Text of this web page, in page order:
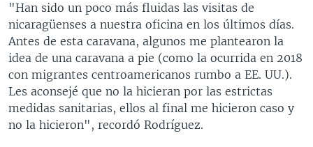
"Han sido un poco más fluidas las visitas de
nicaragüenses a nuestra oficina en los últimos días.
Antes de esta caravana, algunos me plantearon la
idea de una caravana a pie (como la ocurrida en 2018
con migrantes centroamericanos rumbo a EE. UU.).
Les aconsejé que no la hicieran por las estrictas
medidas sanitarias, ellos al final me hicieron caso y
no la hicieron", recordó Rodríguez.